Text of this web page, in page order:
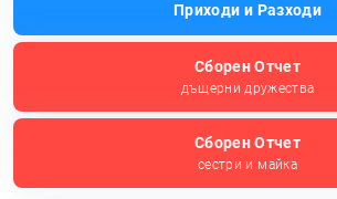
Приходи и Разходи
Сборен Отчет
дъщерни дружества
Сборен Отчет
сестри и майка